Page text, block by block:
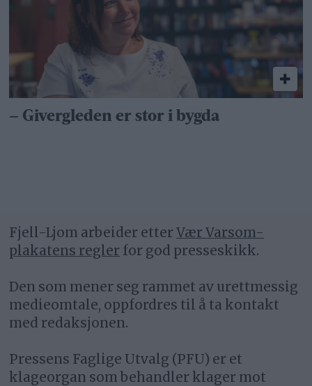
– Givergleden er stor i bygda
Fjell-Ljom arbeider etterVær Varsom-
plakatens regler for god presseskikk.
Den som mener seg rammet av urettmessig
medieomtale, oppfordres til å ta kontakt
med redaksjonen.
Pressens Faglige Utvalg (PFU) er et
klageorgan som behandler klager mot